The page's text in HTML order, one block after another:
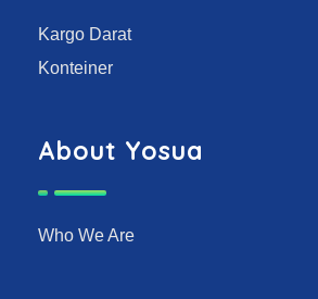
Kargo Darat
Konteiner
About Yosua
Who We Are